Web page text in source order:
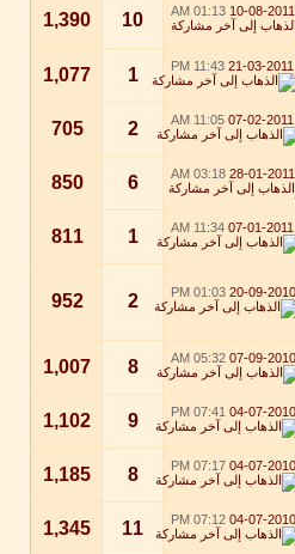
10-08-2011
01:13 AM
10
1,390
21-03-2011
11:43 PM
1
1,077
07-02-2011
11:05 AM
2
705
28-01-2011
03:18 AM
6
850
07-01-2011
11:34 AM
1
811
20-09-2010
01:03 PM
2
952
07-09-2010
05:32 AM
8
1,007
04-07-2010
07:41 PM
9
1,102
04-07-2010
07:17 PM
8
1,185
04-07-2010
07:12 PM
11
1,345